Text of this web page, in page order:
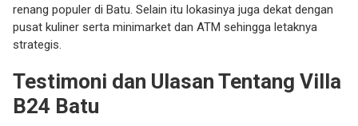
renang populer di Batu. Selain itu lokasinya juga dekat dengan
pusat kuliner serta minimarket dan ATM sehingga letaknya
strategis.
Testimoni dan Ulasan Tentang Villa
B24 Batu